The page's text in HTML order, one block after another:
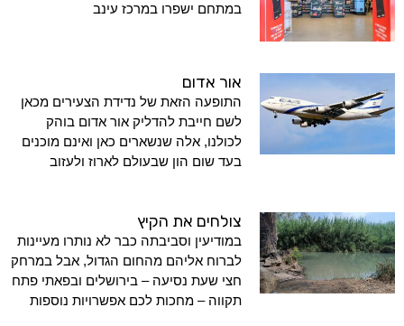
במתחם ישפרו במרכז עינב
אור אדום
התופעה הזאת של נדידת הצעירים מכאן
לשם חייבת להדליק אור אדום בוהק
לכולנו, אלה שנשארים כאן ואינם מוכנים
בעד שום הון שבעולם לארוז ולעזוב
צולחים את הקיץ
במודיעין וסביבתה כבר לא נותרו מעיינות
לברוח אליהם מהחום הגדול, אבל במרחק
חצי שעת נסיעה – בירושלים ובפאתי פתח
תקווה – מחכות לכם אפשרויות נוספות